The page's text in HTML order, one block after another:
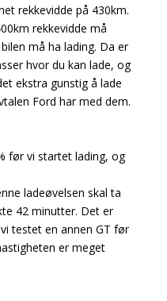
rekkevidde på 430km.
rekkevidde må
må ha lading. Da er
hvor du kan lade, og
ekstra gunstig å lade
Ford har med dem.
før vi startet lading, og
ladeøvelsen skal ta
42 minutter. Det er
testet en annen GT før
er meget